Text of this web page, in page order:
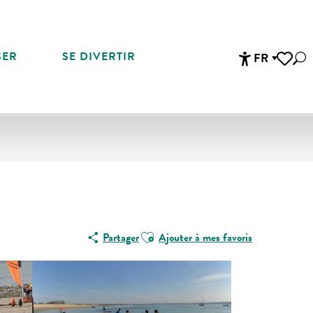
FR
SE DIVERTIR
PartagerAjouter aux favoris
Ajouter à mes favoris